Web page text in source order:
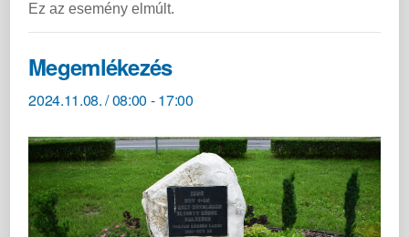
Ez az esemény elmúlt.
Megemlékezés
2024.11.08. / 08:00 -17:00